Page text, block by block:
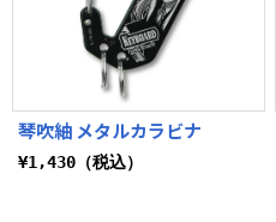
琴吹紬 メタルカラビナ
¥1,430（税込）